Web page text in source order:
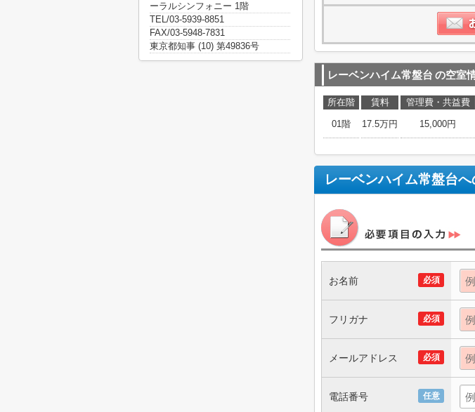
レーベンハイム常盤台 の空室
所在階 賃料 管理費・共益費
01階
17.5万円 15,000円
レーベンハイム常盤台へ
必須
お名前
必須
フリガナ
必須
メールアドレス
任意
電話番号
ーラルシンフォニー 1階
TEL/03-5939-8851
FAX/03-5948-7831
東京都知事 (10) 第49836号